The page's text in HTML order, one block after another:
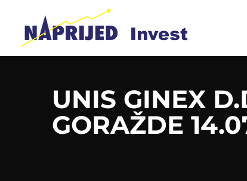
UNIS GINEX
GORAŽDE